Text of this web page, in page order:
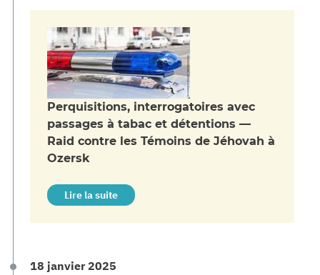
Perquisitions, interrogatoires avec
passages à tabac et détentions —
Raid contre les Témoins de Jéhovah à
Ozersk
Lire la suite
18 janvier 2025